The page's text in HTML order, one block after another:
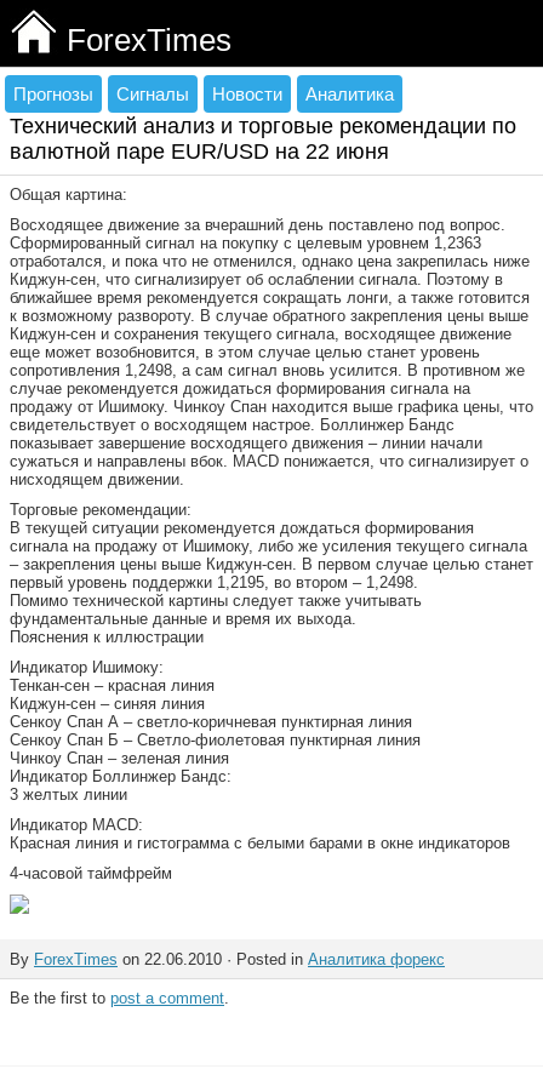
ForexTimes
Прогнозы Сигналы Новости Аналитика
Технический анализ и торговые рекомендации по
валютной паре EUR/USD на 22 июня
Общая картина:
Восходящее движение за вчерашний день поставлено под вопрос.
Сформированный сигнал на покупку с целевым уровнем 1,2363
отработался, и пока что не отменился, однако цена закрепилась ниже
Киджун-сен, что сигнализирует об ослаблении сигнала. Поэтому в
ближайшее время рекомендуется сокращать лонги, а также готовится
к возможному развороту. В случае обратного закрепления цены выше
Киджун-сен и сохранения текущего сигнала, восходящее движение
еще может возобновится, в этом случае целью станет уровень
сопротивления 1,2498, а сам сигнал вновь усилится. В противном же
случае рекомендуется дожидаться формирования сигнала на
продажу от Ишимоку. Чинкоу Спан находится выше графика цены, что
свидетельствует о восходящем настрое. Боллинжер Бандс
показывает завершение восходящего движения – линии начали
сужаться и направлены вбок. MACD понижается, что сигнализирует о
нисходящем движении.
Торговые рекомендации:
В текущей ситуации рекомендуется дождаться формирования
сигнала на продажу от Ишимоку, либо же усиления текущего сигнала
– закрепления цены выше Киджун-сен. В первом случае целью станет
первый уровень поддержки 1,2195, во втором – 1,2498.
Помимо технической картины следует также учитывать
фундаментальные данные и время их выхода.
Пояснения к иллюстрации
Индикатор Ишимоку:
Тенкан-сен – красная линия
Киджун-сен – синяя линия
Сенкоу Спан А – светло-коричневая пунктирная линия
Сенкоу Спан Б – Светло-фиолетовая пунктирная линия
Чинкоу Спан – зеленая линия
Индикатор Боллинжер Бандс:
3 желтых линии
Индикатор MACD:
Красная линия и гистограмма с белыми барами в окне индикаторов
4-часовой таймфрейм
By ForexTimes on 22.06.2010 · Posted in Аналитика форекс
Be the first to post a comment.